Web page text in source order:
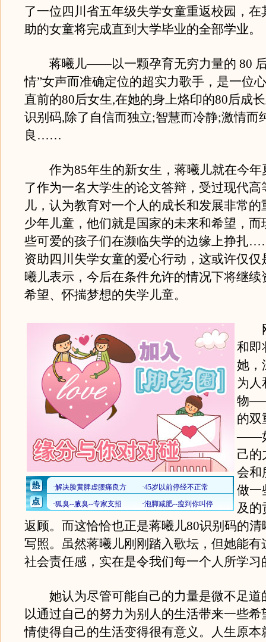
了一位四川省五年级失学女童重返校园，在
助的女童将完成直到大学毕业的全部学业。
蒋曦儿——以一颗孕育无穷力量的 80 后
情”女声而准确定位的超实力歌手，是一位
直前的80后女生,在她的身上烙印的80后成
识别码,除了自信而独立;智慧而冷静;激情而
良……
作为85年生的新女生，蒋曦儿就在今年
了作为一名大学生的论文答辩，受过现代高
儿，认为教育对一个人的成长和发展非常的
少年儿童，他们就是国家的未来和希望，而
些可爱的孩子们在濒临失学的边缘上挣扎
资助四川失学女童的爱心行动，这或许仅仅
曦儿表示，今后在条件允许的情况下将继续
希望、怀揣梦想的失学儿童。
刚
和即
她，
为人
物
的双
——
己的
会和
做一
及的
返顾。而这恰恰也正是蒋曦儿80识别码的
写照。虽然蒋曦儿刚刚踏入歌坛，但她能有
社会责任感，实在是令我们每一个人所学习
她认为尽管可能自己的力量是微不足道
以通过自己的努力为别人的生活带来一些希
情使得自己的生活变得很有意义。人生原本